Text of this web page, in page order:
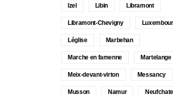
Izel Libin Libramont
Libramont-Chevigny
Léglise Marbehan
Marche en famenne Martelange
Meix-devant-virton Messancy
Musson Namur